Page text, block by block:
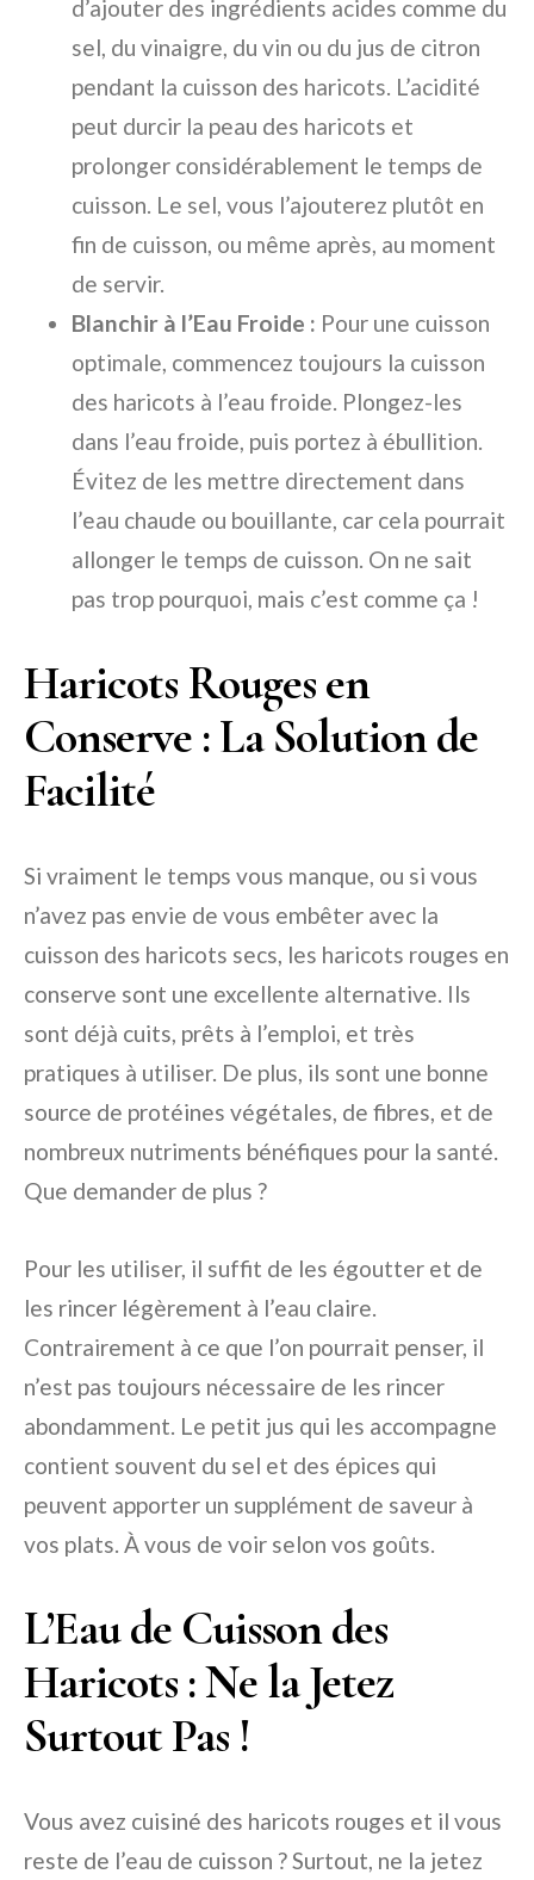
d’ajouter des ingrédients acides comme du
sel, du vinaigre, du vin ou du jus de citron
pendant la cuisson des haricots. L’acidité
peut durcir la peau des haricots et
prolonger considérablement le temps de
cuisson. Le sel, vous l’ajouterez plutôt en
fin de cuisson, ou même après, au moment
de servir.
Blanchir à l’Eau Froide : Pour une cuisson
optimale, commencez toujours la cuisson
des haricots à l’eau froide. Plongez-les
dans l’eau froide, puis portez à ébullition.
Évitez de les mettre directement dans
l’eau chaude ou bouillante, car cela pourrait
allonger le temps de cuisson. On ne sait
pas trop pourquoi, mais c’est comme ça !
Haricots Rouges en
Conserve : La Solution de
Facilité
Si vraiment le temps vous manque, ou si vous
n’avez pas envie de vous embêter avec la
cuisson des haricots secs, les haricots rouges en
conserve sont une excellente alternative. Ils
sont déjà cuits, prêts à l’emploi, et très
pratiques à utiliser. De plus, ils sont une bonne
source de protéines végétales, de fibres, et de
nombreux nutriments bénéfiques pour la santé.
Que demander de plus ?
Pour les utiliser, il suffit de les égoutter et de
les rincer légèrement à l’eau claire.
Contrairement à ce que l’on pourrait penser, il
n’est pas toujours nécessaire de les rincer
abondamment. Le petit jus qui les accompagne
contient souvent du sel et des épices qui
peuvent apporter un supplément de saveur à
vos plats. À vous de voir selon vos goûts.
L’Eau de Cuisson des
Haricots : Ne la Jetez
Surtout Pas !
Vous avez cuisiné des haricots rouges et il vous
reste de l’eau de cuisson ? Surtout, ne la jetez